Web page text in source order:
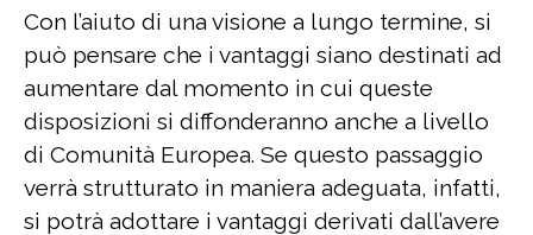
Con l’aiuto di una visione a lungo termine, si
può pensare che i vantaggi siano destinati ad
aumentare dal momento in cui queste
disposizioni si diffonderanno anche a livello
di Comunità Europea. Se questo passaggio
verrà strutturato in maniera adeguata, infatti,
si potrà adottare i vantaggi derivati dall’avere